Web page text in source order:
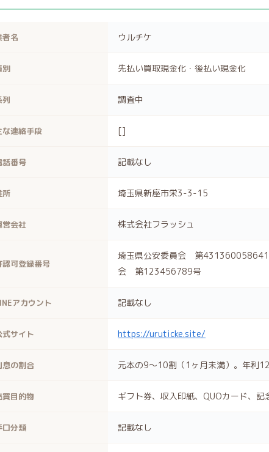
者名 ウルチケ
別 先払い買取現金化・後払い現金化
列 調査中
な連絡手段 []
話番号 記載なし
所 埼玉県新座市栄3-3-15
営会社 株式会社フラッシュ
認可登録番号
埼玉県公安委員会 第431360058641
会 第123456789号
アカウント 記載なし
式サイト https://uruticke.site/
息の割合 元本の9～10割（1ヶ月未満）。年利
買目的物 ギフト券、収入印紙、QUOカード、記
口分類 記載なし